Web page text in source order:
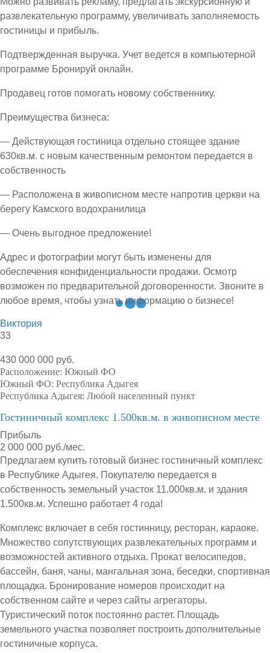
развлекательную программу, увеличивать заполняемость
гостиницы и прибыль.
Подтвержденная выручка. Учет ведется в компьютерной
программе Бронируй онлайн.
Продавец готов помогать новому собственнику.
Преимущества бизнеса:
— Действующая гостиница отдельно стоящее здание
630кв.м. с новым качественным ремонтом передается в
собственность
— Расположена в живописном месте напротив церкви на
берегу Камского водохранилица
— Очень выгодное предложение!
Адрес и фотографии могут быть изменены для
обеспечения конфиденциальности продажи. Осмотр
возможен по предварительной договоренности. Звоните в
любое время, чтобы узнать информацию о бизнесе!
Виктория
33
430 000 000 руб.
Расположение: Южный ФО
Южный ФО: Республика Адыгея
Республика Адыгея: Любой населенный пункт
Гостиничный комплекс 1.500кв.м. в живописном месте
Прибыль
2 000 000 руб./мес.
Предлагаем купить готовый бизнес гостиничный комплекс
в Республике Адыгея. Покупателю передается в
собственность земельный участок 11.000кв.м. и здания
1.500кв.м. Успешно работает 4 года!
Комплекс включает в себя гостинницу, ресторан, караоке.
Множество сопутствующих развлекательных программ и
возможностей активного отдыха. Прокат велосипедов,
бассейн, баня, чаны, мангальная зона, беседки, спортивная
площадка. Бронирование номеров происходит на
собственном сайте и через сайты агрегаторы.
Туристический поток постоянно растет. Площадь
земельного участка позволяет построить дополнительные
гостиничные корпуса.